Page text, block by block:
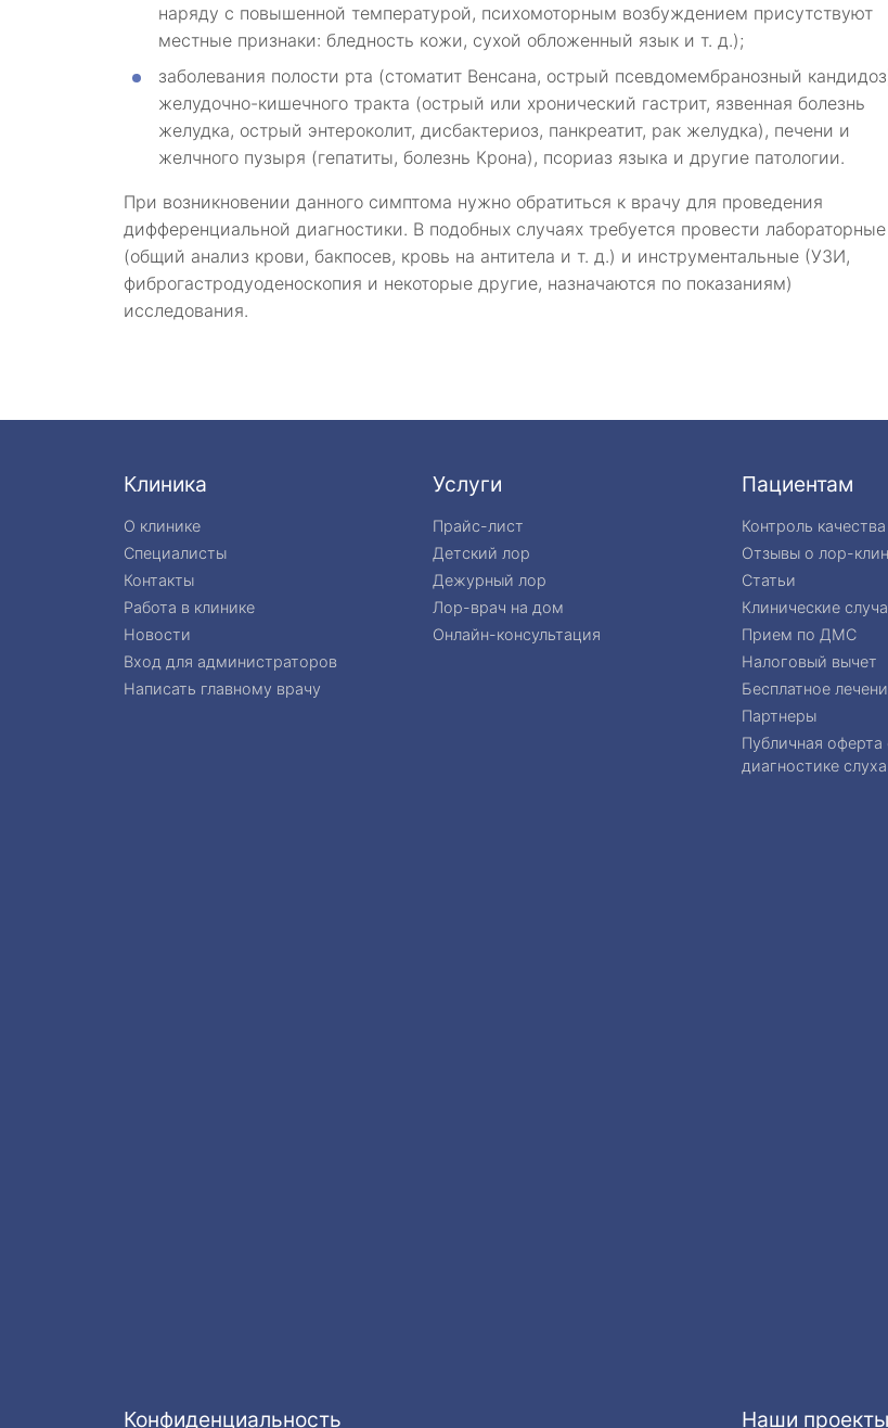
наряду с повышенной температурой, психомоторным возбуждением присутствуют
местные признаки: бледность кожи, сухой обложенный язык и т. д.);
заболевания полости рта (стоматит Венсана, острый псевдомембранозный
желудочно-кишечного тракта (острый или хронический гастрит, язвенная болезнь
желудка, острый энтероколит, дисбактериоз, панкреатит, рак желудка), печени и
желчного пузыря (гепатиты, болезнь Крона), псориаз языка и другие патологии.
При возникновении данного симптома нужно обратиться к врачу для проведения
дифференциальной диагностики. В подобных случаях требуется провести лабораторные
(общий анализ крови, бакпосев, кровь на антитела и т. д.) и инструментальные (УЗИ,
фиброгастродуоденоскопия и некоторые другие, назначаются по показаниям)
исследования.
Клиника
О клинике
Специалисты
Контакты
Работа в клинике
Новости
Вход для администраторов
Написать главному врачу
Услуги
Прайс-лист
Детский лор
Дежурный лор
Лор-врач на дом
Онлайн-консультация
Пациентам
Контроль качества
Отзывы о лор-
Статьи
Клинические
Прием по ДМС
Налоговый вычет
Бесплатное
Партнеры
Публичная
диагностике слуха
Конфиденциальность Наши проекты